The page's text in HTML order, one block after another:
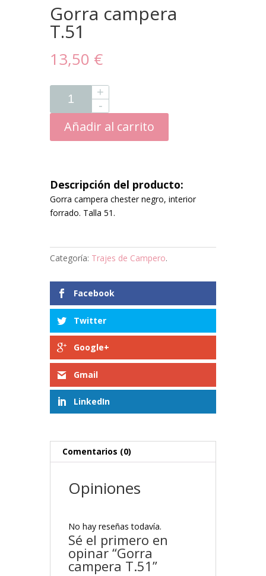
Gorra campera
T.51
13,50 €
Añadir al carrito
Descripción del producto:
Gorra campera chester negro, interior
forrado. Talla 51.
Categoría: Trajes de Campero.
Facebook
Twitter
Google+
Gmail
LinkedIn
Comentarios (0)
Opiniones
No hay reseñas todavía.
Sé el primero en
opinar “Gorra
campera T.51”